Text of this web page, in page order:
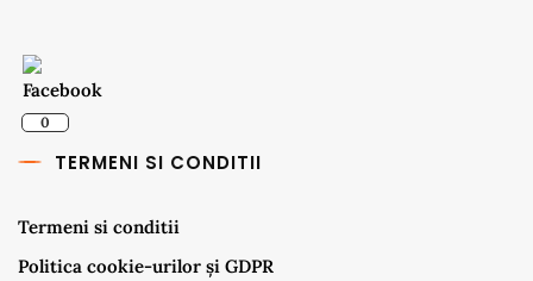
0
TERMENI SI CONDITII
Termeni si conditii
Politica cookie-urilor și GDPR